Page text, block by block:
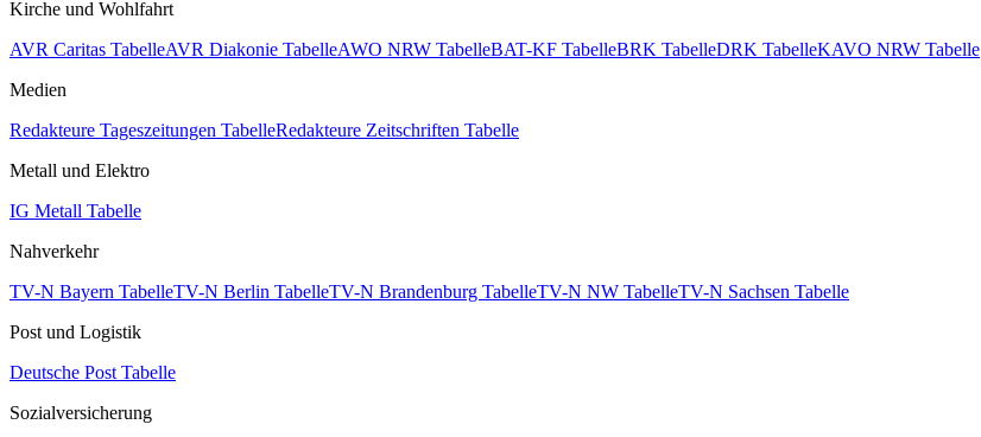
Kirche und Wohlfahrt
AVR Caritas TabelleAVR Diakonie TabelleAWO NRW TabelleBAT-KF TabelleBRK TabelleDRK TabelleKAVO NRW Tabelle
Medien
Redakteure Tageszeitungen TabelleRedakteure Zeitschriften Tabelle
Metall und Elektro
IG Metall Tabelle
Nahverkehr
TV-N Bayern TabelleTV-N Berlin TabelleTV-N Brandenburg TabelleTV-N NW TabelleTV-N Sachsen Tabelle
Post und Logistik
Deutsche Post Tabelle
Sozialversicherung